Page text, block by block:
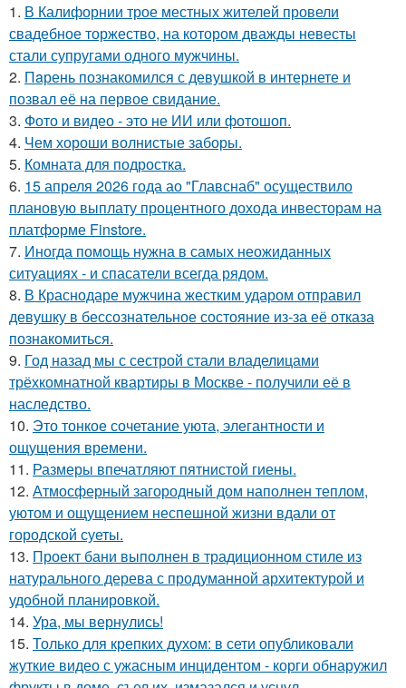
1. В Калифорнии трое местных жителей провели
свадебное торжество, на котором дважды невесты
стали супругами одного мужчины.
2. Пaрень познакомился с девушкой в интернете и
позвал её на первое свидание.
3. Фото и видео - это не ИИ или фотошоп.
4. Чем хороши волнистые заборы.
5. Комната для подростка.
6. 15 апреля 2026 года ао "Главснаб" осуществило
плановую выплату процентного дохода инвесторам на
платформе Finstore.
7. Иногда помощь нужна в самых неожиданных
ситуациях - и спасатели всегда рядом.
8. В Краснодаре мужчина жестким ударом отправил
девушку в бессознательное состояние из-за её отказа
познакомиться.
9. Год назад мы с сестрой стали владелицами
трёхкомнатной квартиры в Москве - получили её в
наследство.
10. Это тонкое сочетание уюта, элегантности и
ощущения времени.
11. Размеры впечатляют пятнистой гиены.
12. Атмосферный загородный дом наполнен теплом,
уютом и ощущением неспешной жизни вдали от
городской суеты.
13. Проект бани выполнен в традиционном стиле из
натурального дерева с продуманной архитектурой и
удобной планировкой.
14. Ура, мы вернулись!
15. Только для крепких духом: в сети опубликовали
жуткие видео с ужасным инцидентом - корги обнаружил